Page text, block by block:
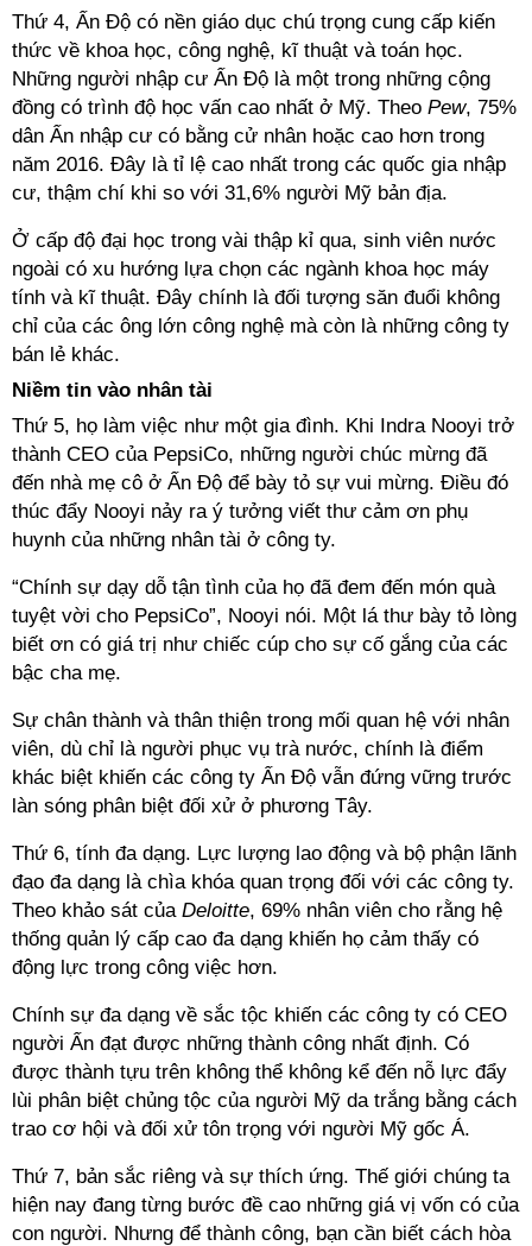
Thứ 4, Ấn Độ có nền giáo dục chú trọng cung cấp kiến
thức về khoa học, công nghệ, kĩ thuật và toán học.
Những người nhập cư Ấn Độ là một trong những cộng
đồng có trình độ học vấn cao nhất ở Mỹ. Theo Pew, 75%
dân Ấn nhập cư có bằng cử nhân hoặc cao hơn trong
năm 2016. Đây là tỉ lệ cao nhất trong các quốc gia nhập
cư, thậm chí khi so với 31,6% người Mỹ bản địa.
Ở cấp độ đại học trong vài thập kỉ qua, sinh viên nước
ngoài có xu hướng lựa chọn các ngành khoa học máy
tính và kĩ thuật. Đây chính là đối tượng săn đuổi không
chỉ của các ông lớn công nghệ mà còn là những công ty
bán lẻ khác.
Niềm tin vào nhân tài
Thứ 5, họ làm việc như một gia đình. Khi Indra Nooyi trở
thành CEO của PepsiCo, những người chúc mừng đã
đến nhà mẹ cô ở Ấn Độ để bày tỏ sự vui mừng. Điều đó
thúc đẩy Nooyi nảy ra ý tưởng viết thư cảm ơn phụ
huynh của những nhân tài ở công ty.
“Chính sự dạy dỗ tận tình của họ đã đem đến món quà
tuyệt vời cho PepsiCo”, Nooyi nói. Một lá thư bày tỏ lòng
biết ơn có giá trị như chiếc cúp cho sự cố gắng của các
bậc cha mẹ.
Sự chân thành và thân thiện trong mối quan hệ với nhân
viên, dù chỉ là người phục vụ trà nước, chính là điểm
khác biệt khiến các công ty Ấn Độ vẫn đứng vững trước
làn sóng phân biệt đối xử ở phương Tây.
Thứ 6, tính đa dạng. Lực lượng lao động và bộ phận lãnh
đạo đa dạng là chìa khóa quan trọng đối với các công ty.
Theo khảo sát của Deloitte, 69% nhân viên cho rằng hệ
thống quản lý cấp cao đa dạng khiến họ cảm thấy có
động lực trong công việc hơn.
Chính sự đa dạng về sắc tộc khiến các công ty có CEO
người Ấn đạt được những thành công nhất định. Có
được thành tựu trên không thể không kể đến nỗ lực đẩy
lùi phân biệt chủng tộc của người Mỹ da trắng bằng cách
trao cơ hội và đối xử tôn trọng với người Mỹ gốc Á.
Thứ 7, bản sắc riêng và sự thích ứng. Thế giới chúng ta
hiện nay đang từng bước đề cao những giá vị vốn có của
con người. Nhưng để thành công, bạn cần biết cách hòa